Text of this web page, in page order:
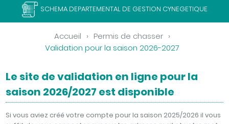
SCHEMA DEPARTEMENTAL DE GESTION CYNEGETIQUE
Accueil › Permis de chasser ›
Validation pour la saison 2026-2027
Le site de validation en ligne pour la
saison 2026/2027 est disponible
Si vous aviez créé votre compte pour la saison 2025/2026 il vous